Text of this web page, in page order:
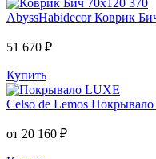
AbyssHabidecor Коврик
51 670 ₽
Купить
Celso de Lemos
от 20 160 ₽